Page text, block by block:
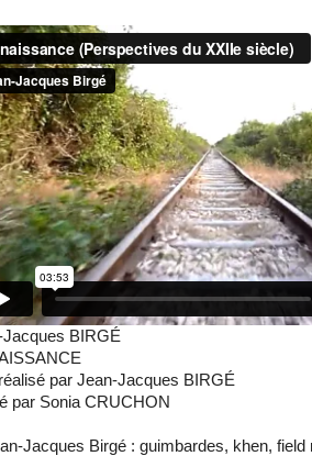
BIRGÉ
par Jean-Jacques BIRGÉ
par Sonia CRUCHON
Jacques Birgé : guimbardes, khen, field